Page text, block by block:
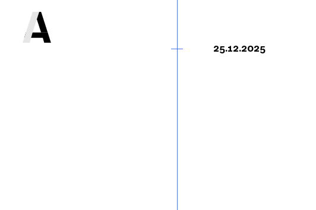
25.12.2025